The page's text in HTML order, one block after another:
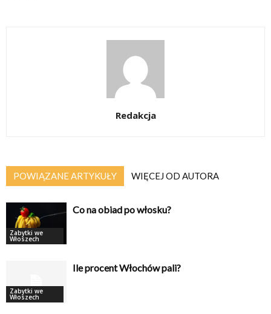
Redakcja
POWIĄZANE ARTYKUŁY WIĘCEJ OD AUTORA
Zabytki we
Włoszech
Co na obiad po włosku?
Zabytki we
Włoszech
Ile procent Włochów pali?